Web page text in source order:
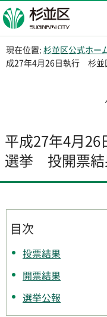
杉並区
現在位置: 杉並区公式ホー
成27年4月26日執行 杉
平成27年4月
選挙 投開票結
目次
投票結果
開票結果
選挙公報